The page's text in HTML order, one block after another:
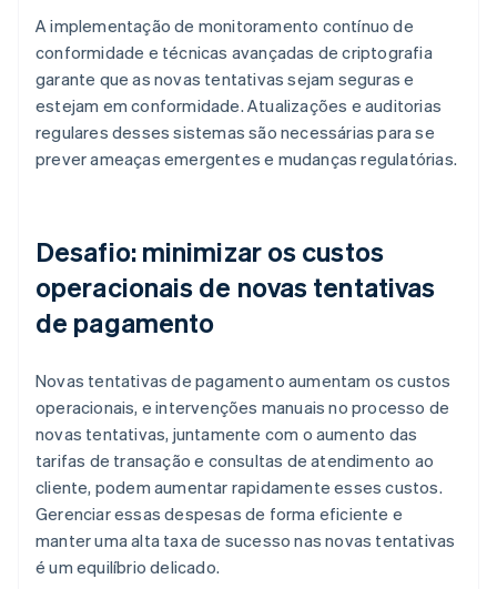
A implementação de monitoramento contínuo de
conformidade e técnicas avançadas de criptografia
garante que as novas tentativas sejam seguras e
estejam em conformidade. Atualizações e auditorias
regulares desses sistemas são necessárias para se
prever ameaças emergentes e mudanças regulatórias.
Desafio: minimizar os custos
operacionais de novas tentativas
de pagamento
Novas tentativas de pagamento aumentam os custos
operacionais, e intervenções manuais no processo de
novas tentativas, juntamente com o aumento das
tarifas de transação e consultas de atendimento ao
cliente, podem aumentar rapidamente esses custos.
Gerenciar essas despesas de forma eficiente e
manter uma alta taxa de sucesso nas novas tentativas
é um equilíbrio delicado.